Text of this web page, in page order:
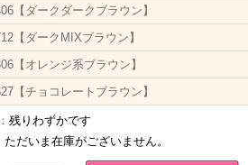
【ダークダークブラウン】
【ダークMIXブラウン】
【オレンジ系ブラウン】
【チョコレートブラウン】
残りわずかです
ただいま在庫がございません。